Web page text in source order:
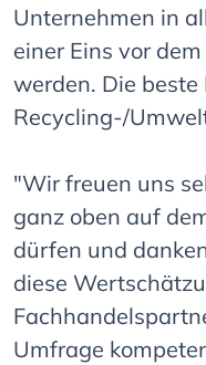
Unternehmen in
einer Eins vor
werden. Die
Recycling-/
"Wir freuen uns
ganz oben auf
dürfen und
diese
Umfrage